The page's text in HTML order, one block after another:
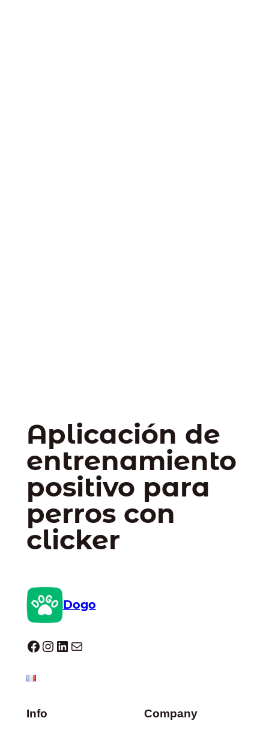
Aplicación de
entrenamiento
positivo para
perros con
clicker
Dogo
Dogo facebook InstagramLinkedIn Correo electrónico
Info Company